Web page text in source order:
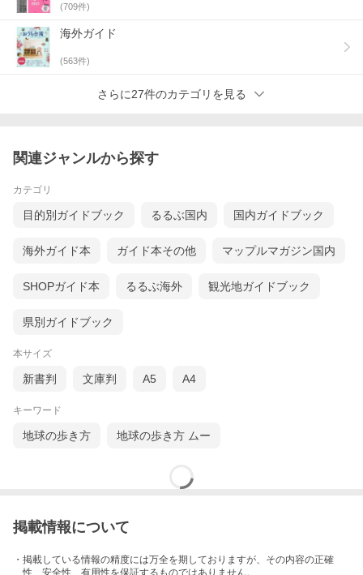
(709件)
海外ガイド
(563件)
さらに27件のカテゴリを見る
関連ジャンルから探す
カテゴリ
目的別ガイドブック るるぶ国内 国内ガイドブック
海外ガイド本 ガイド本その他 マップルマガジン国内
SHOPガイド本 るるぶ海外 観光地ガイドブック
県別ガイドブック
本サイズ
新書判 文庫判 A5 A4
キーワード
地球の歩き方 地球の歩き方 ムー
掲載情報について
・掲載している情報の精度には万全を期しておりますが、その内容の正確